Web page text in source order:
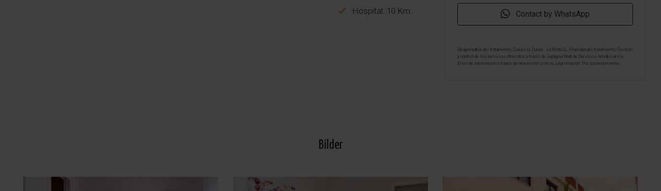
Hospital: 10 Km.
Contact by WhatsApp
Responsable del tratamiento: Casa Las Dunas - La Mata SL, Finalidad del tratamiento: Gestión
y control de los servicios ofrecidos a través de la página Web de Servicios inmobiliarios,
Envío de información a traves de newsletter y otros, Legitimación: Por consentimiento,
Bilder